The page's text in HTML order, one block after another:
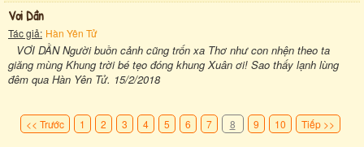
Vơi Dần
Tác giả: Hàn Yên Tử
VƠI DẦN Người buồn cảnh cũng trốn xa Thơ như con nhện theo ta
giăng mùng Khung trời bé tẹo đóng khung Xuân ơi! Sao thấy lạnh lùng
đêm qua Hàn Yên Tử. 15/2/2018
<< Trước 1 2 3 4 5 6 7 8 9 10 Tiếp >>